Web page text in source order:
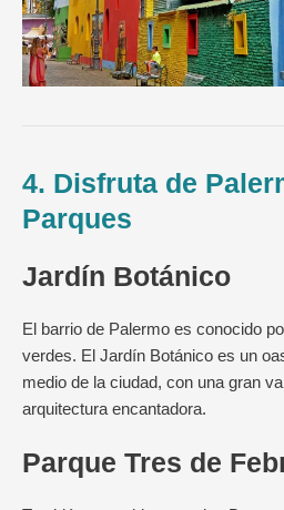
4. Disfruta de
Parques
Jardín Botánico
El barrio de Palermo es conocido
verdes. El Jardín Botánico es un
medio de la ciudad, con una gran
arquitectura encantadora.
Parque Tres de